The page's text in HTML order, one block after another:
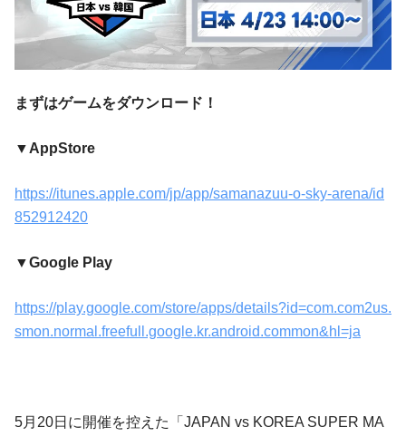
まずはゲームをダウンロード！
▼AppStore
https://itunes.apple.com/jp/app/samanazuu-o-sky-arena/id
852912420
▼Google Play
https://play.google.com/store/apps/details?id=com.com2us.
smon.normal.freefull.google.kr.android.common&hl=ja
5月20日に開催を控えた「JAPAN vs KOREA SUPER MA